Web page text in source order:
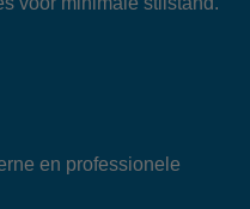
en professionele